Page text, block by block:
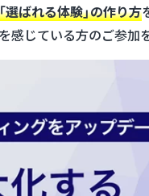
選ばれる体験」の作り方
感じている方のご参加